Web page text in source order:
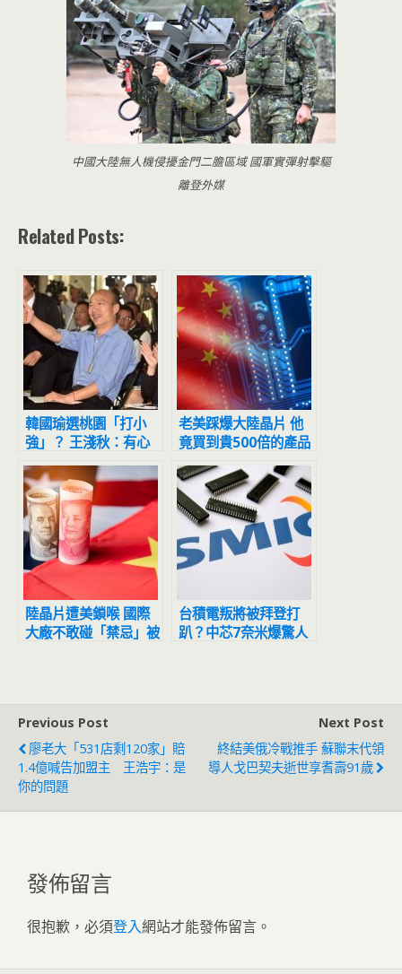
中國大陸無人機侵擾金門二膽區域 國軍實彈射擊驅
離登外媒
Related Posts:
韓國瑜選桃園「打小
強」？ 王淺秋：有心
人操作放話
老美踩爆大陸晶片 他
竟買到貴500倍的產品
背後原因曝光
陸晶片遭美鎖喉 國際
大廠不敢碰「禁忌」被
台積電叛將被拜登打
趴？中芯7奈米爆驚人
Previous Post
廖老大「531店剩120家」賠
1.4億喊告加盟主 王浩宇：是
你的問題
Next Post
終結美俄冷戰推手 蘇聯末代領
導人戈巴契夫逝世享耆壽91歲
發佈留言
很抱歉，必須登入網站才能發佈留言。